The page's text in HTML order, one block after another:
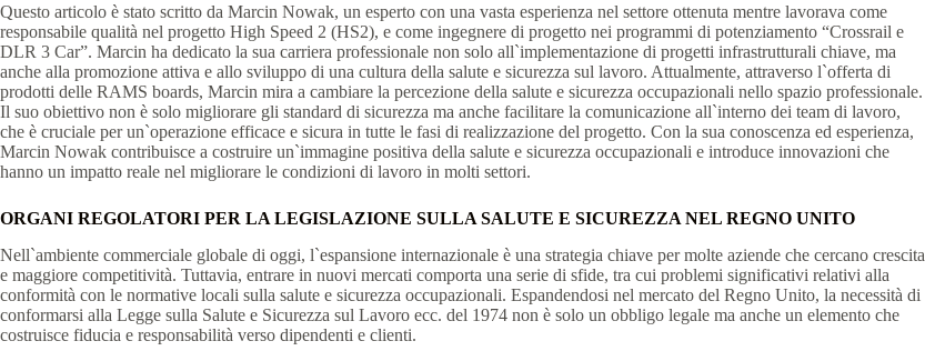
Questo articolo è stato scritto da Marcin Nowak, un esperto con una vasta esperienza nel settore ottenuta mentre lavorava come
responsabile qualità nel progetto High Speed 2 (HS2), e come ingegnere di progetto nei programmi di potenziamento “Crossrail e
DLR 3 Car”. Marcin ha dedicato la sua carriera professionale non solo all`implementazione di progetti infrastrutturali chiave, ma
anche alla promozione attiva e allo sviluppo di una cultura della salute e sicurezza sul lavoro. Attualmente, attraverso l`offerta di
prodotti delle RAMS boards, Marcin mira a cambiare la percezione della salute e sicurezza occupazionali nello spazio professionale.
Il suo obiettivo non è solo migliorare gli standard di sicurezza ma anche facilitare la comunicazione all`interno dei team di lavoro,
che è cruciale per un`operazione efficace e sicura in tutte le fasi di realizzazione del progetto. Con la sua conoscenza ed esperienza,
Marcin Nowak contribuisce a costruire un`immagine positiva della salute e sicurezza occupazionali e introduce innovazioni che
hanno un impatto reale nel migliorare le condizioni di lavoro in molti settori.
ORGANI REGOLATORI PER LA LEGISLAZIONE SULLA SALUTE E SICUREZZA NEL REGNO UNITO
Nell`ambiente commerciale globale di oggi, l`espansione internazionale è una strategia chiave per molte aziende che cercano crescita
e maggiore competitività. Tuttavia, entrare in nuovi mercati comporta una serie di sfide, tra cui problemi significativi relativi alla
conformità con le normative locali sulla salute e sicurezza occupazionali. Espandendosi nel mercato del Regno Unito, la necessità di
conformarsi alla Legge sulla Salute e Sicurezza sul Lavoro ecc. del 1974 non è solo un obbligo legale ma anche un elemento che
costruisce fiducia e responsabilità verso dipendenti e clienti.